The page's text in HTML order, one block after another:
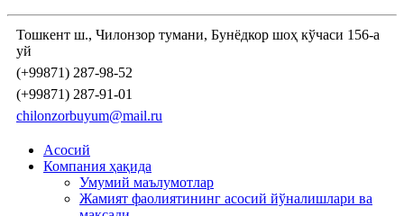
Тошкент ш., Чилонзор тумани, Бунёдкор шоҳ кўчаси 156-а
уй
(+99871) 287-98-52
(+99871) 287-91-01
chilonzorbuyum@mail.ru
Асосий
Компания ҳақида
Умумий маълумотлар
Жамият фаолиятининг асосий йўналишлари ва